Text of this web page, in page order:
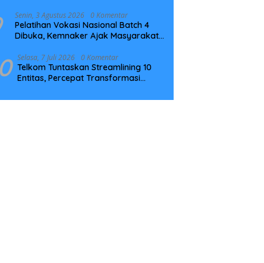
Senin, 3 Agustus 2026 0 Komentar
Pelatihan Vokasi Nasional Batch 4
Dibuka, Kemnaker Ajak Masyarakat
Selasa, 7 Juli 2026 0 Komentar
Telkom Tuntaskan Streamlining 10
Entitas, Percepat Transformasi